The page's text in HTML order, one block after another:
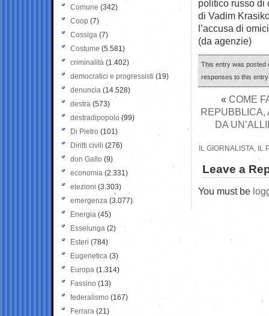
politico russo di
di Vadim
l’accusa di
(da agenzie)
This entry was posted
responses to this
« COME
REPUBBLICA,
DA
IL GIORNALISTA,
Leave a
You must be
Comune (342)
Coop (7)
Cossiga (7)
Costume (5.581)
criminalità (1.402)
democratici e progressisti (19)
denuncia (14.528)
destra (573)
destradipopolo (99)
Di Pietro (101)
Diritti civili (276)
don Gallo (9)
economia (2.331)
elezioni (3.303)
emergenza (3.077)
Energia (45)
Esselunga (2)
Esteri (784)
Eugenetica (3)
Europa (1.314)
Fassino (13)
federalismo (167)
Ferrara (21)